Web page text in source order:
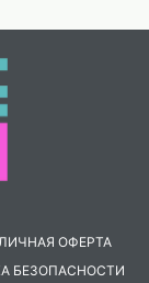
ОФЕРТА
БЕЗОПАСНОСТИ